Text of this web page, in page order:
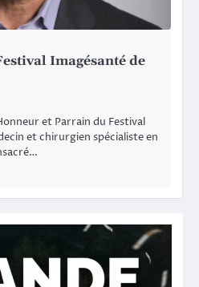
Imagésanté de
et Parrain du Festival
et chirurgien spécialiste en